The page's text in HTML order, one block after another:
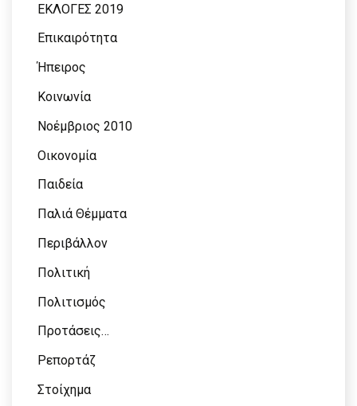
ΕΚΛΟΓΕΣ 2019
Επικαιρότητα
Ήπειρος
Κοινωνία
Νοέμβριος 2010
Οικονομία
Παιδεία
Παλιά Θέμματα
Περιβάλλον
Πολιτική
Πολιτισμός
Προτάσεις…
Ρεπορτάζ
Στοίχημα